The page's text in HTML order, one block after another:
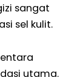
sangat
sel kulit.
utama.